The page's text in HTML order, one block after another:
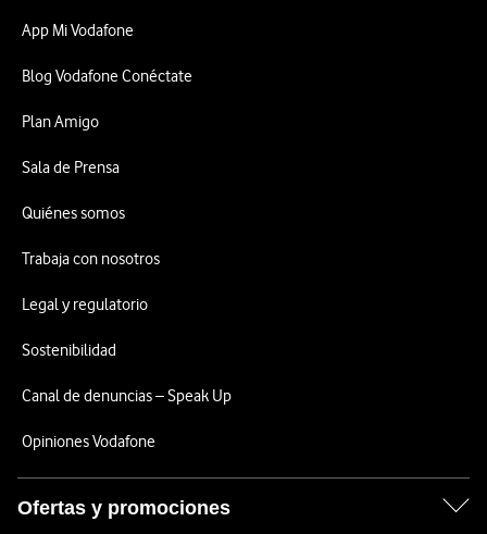
App Mi Vodafone
Blog Vodafone Conéctate
Plan Amigo
Sala de Prensa
Quiénes somos
Trabaja con nosotros
Legal y regulatorio
Sostenibilidad
Canal de denuncias – Speak Up
Opiniones Vodafone
Ofertas y promociones